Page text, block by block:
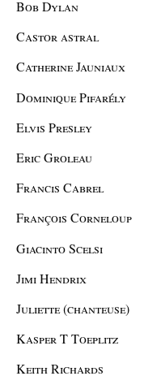
Bob Dylan
Castor astral
Catherine Jauniaux
Dominique Pifarély
Elvis Presley
Eric Groleau
Francis Cabrel
François Corneloup
Giacinto Scelsi
Jimi Hendrix
Juliette (chanteuse)
Kasper T Toeplitz
Keith Richards